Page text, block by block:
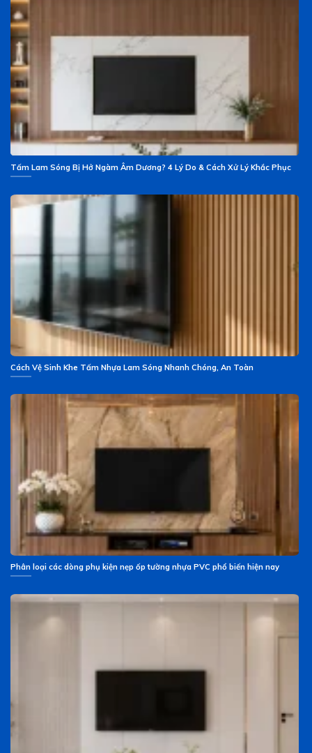
Tấm Lam Sóng Bị Hở Ngàm Âm Dương? 4 Lý Do & Cách Xử Lý Khắc Phục
Cách Vệ Sinh Khe Tấm Nhựa Lam Sóng Nhanh Chóng, An Toàn
Phân loại các dòng phụ kiện nẹp ốp tường nhựa PVC phổ biến hiện nay